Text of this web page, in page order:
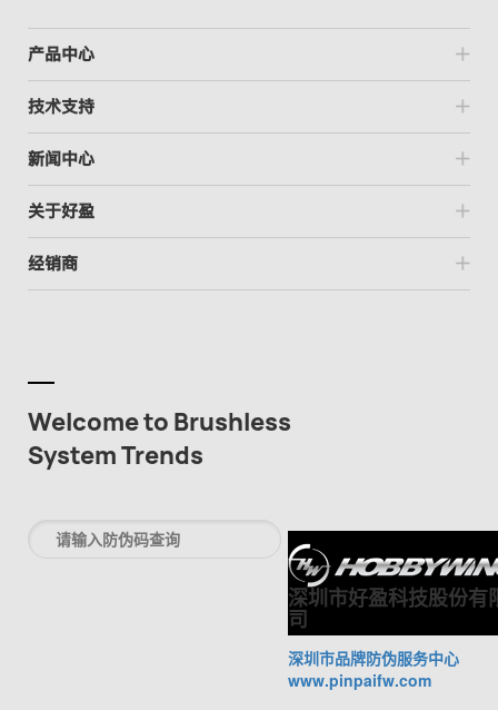
产品中心
技术支持
新闻中心
关于好盈
经销商
Welcome to Brushless
System Trends
深圳市好盈科技股份有
司
深圳市品牌防伪服务中心
www.pinpaifw.com